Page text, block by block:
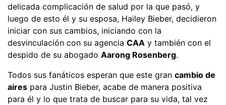
delicada complicación de salud por la que pasó, y
luego de esto él y su esposa, Hailey Bieber, decidieron
iniciar con sus cambios, iniciando con la
desvinculación con su agencia CAA y también con el
despido de su abogado Aarong Rosenberg.
Todos sus fanáticos esperan que este gran cambio de
aires para Justin Bieber, acabe de manera positiva
para él y lo que trata de buscar para su vida, tal vez